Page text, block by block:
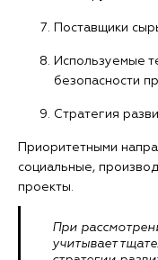
Поставщики
Используемые
безопасности
Стратегия
Приоритетными
социальные,
проекты.
При
учитывает